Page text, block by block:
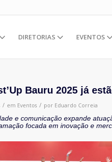
DIRETORIAS EVENTOS
Bauru 2025 já
/ em Eventos / por Eduardo Correia
e comunicação expande
focada em inovação e